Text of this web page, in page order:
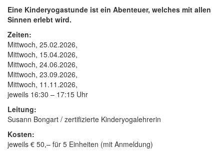
Eine Kinderyogastunde ist ein Abenteuer, welches mit allen
Sinnen erlebt wird.
Zeiten:
Mittwoch, 25.02.2026,
Mittwoch, 15.04.2026,
Mittwoch, 24.06.2026,
Mittwoch, 23.09.2026,
Mittwoch, 11.11.2026,
jeweils 16:30 – 17:15 Uhr
Leitung:
Susann Bongart / zertifizierte Kinderyogalehrerin
Kosten:
jeweils € 50,– für 5 Einheiten (mit Anmeldung)